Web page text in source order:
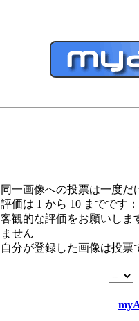
同一画像への投票は一度だ
評価は 1 から 10 までです
客観的な評価をお願いしま
ません
自分が登録した画像は投票